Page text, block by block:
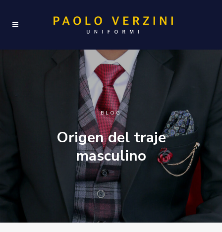
BLOG
Origen del traje
masculino